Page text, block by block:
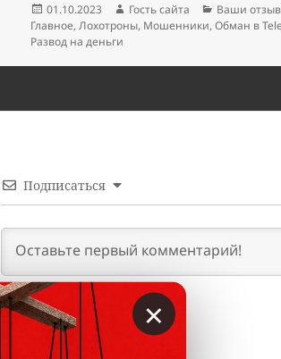
Опубликовано
01.10.2023 Автор
Гость сайта Рубрики
Ваши
Главное,Лохотроны, Мошенники,Обман в
Развод на деньги
Подписаться
КОММЕНТАРИИ
×